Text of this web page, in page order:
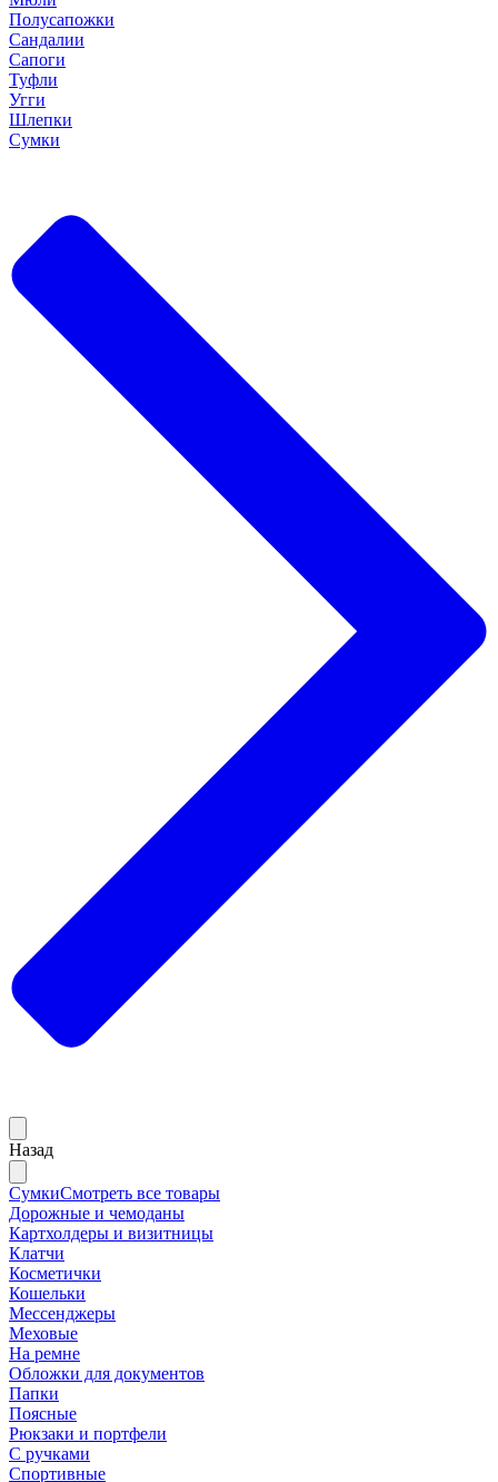
Полусапожки
Сандалии
Сапоги
Туфли
Угги
Шлепки
Сумки
Назад
СумкиСмотреть все товары
Дорожные и чемоданы
Картхолдеры и визитницы
Клатчи
Косметички
Кошельки
Мессенджеры
Меховые
На ремне
Обложки для документов
Папки
Поясные
Рюкзаки и портфели
С ручками
Спортивные